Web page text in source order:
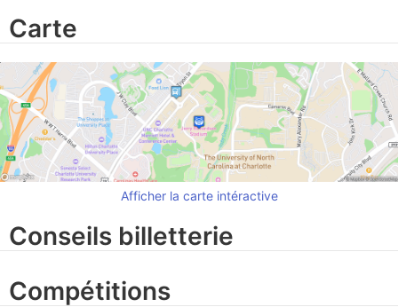
Carte
Afficher la carte intéractive
Conseils billetterie
Compétitions